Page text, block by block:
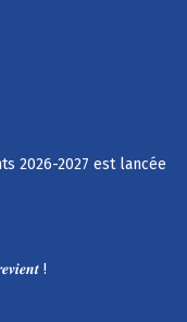
2026-2027 est lancée
!